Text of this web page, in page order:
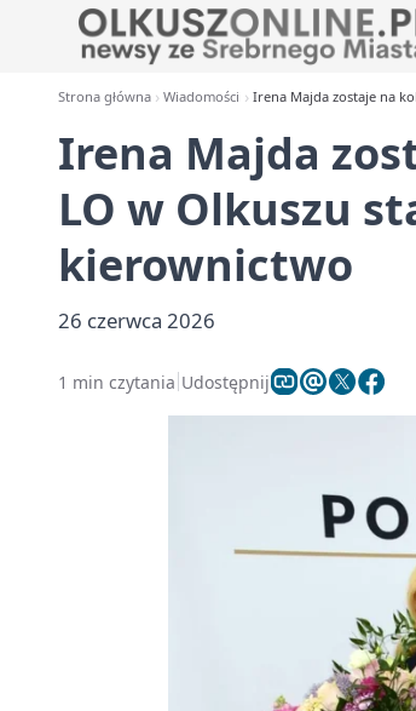
Strona główna Wiadomości Irena Majda zostaje na
Irena Majda
LO w Olkuszu
kierownictwo
26 czerwca 2026
1 min czytania Udostępnij